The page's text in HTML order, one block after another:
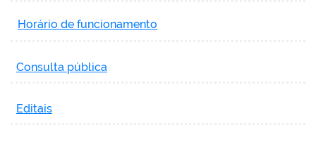
Horário de funcionamento
Consulta pública
Editais